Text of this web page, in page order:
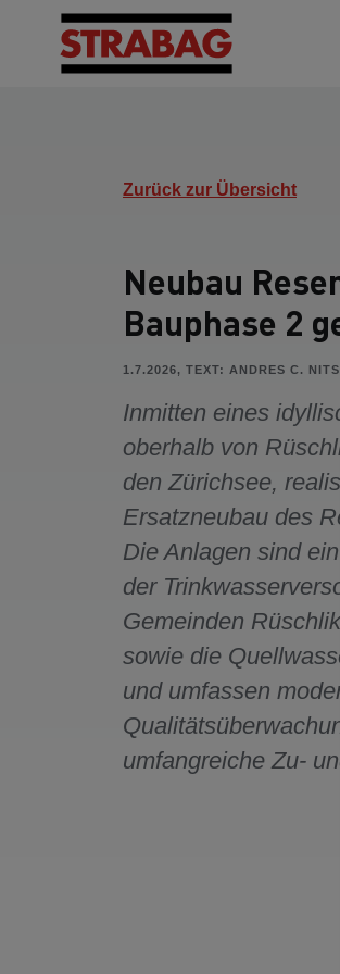
Zurück zur Übersicht
Neubau
Bauphase 2
1.7.2026, TEXT: ANDRES C.
Inmitten eines
oberhalb von
den Zürichsee,
Ersatzneubau des
Die Anlagen sind
der
Gemeinden
sowie die
und umfassen
umfangreiche Zu-